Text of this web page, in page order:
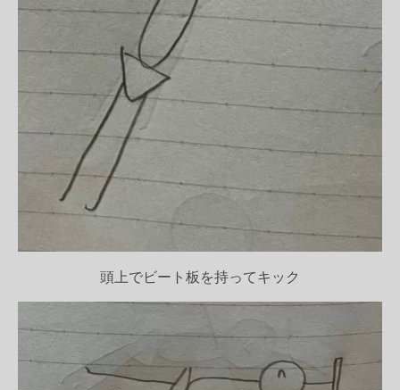
頭上でビート板を持ってキック